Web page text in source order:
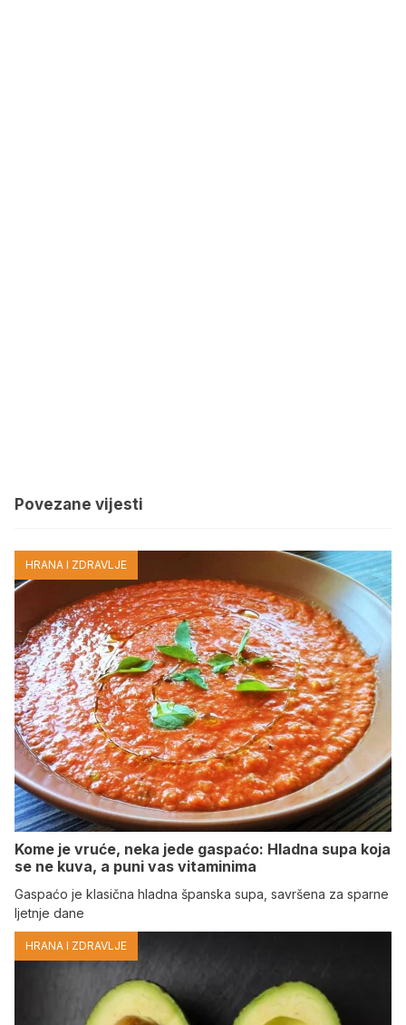
Povezane vijesti
HRANA I ZDRAVLJE
Kome je vruće, neka jede gaspaćo: Hladna supa koja
se ne kuva, a puni vas vitaminima
Gaspaćo je klasična hladna španska supa, savršena za sparne
ljetnje dane
HRANA I ZDRAVLJE